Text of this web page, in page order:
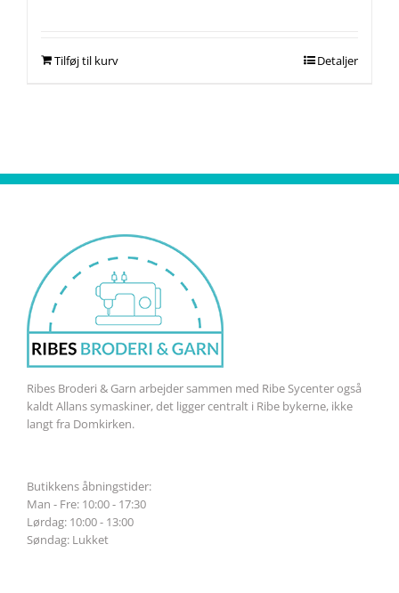
Tilføj til kurv Detaljer
Ribes Broderi & Garn arbejder sammen med Ribe Sycenter også
kaldt Allans symaskiner, det ligger centralt i Ribe bykerne, ikke
langt fra Domkirken.
Butikkens åbningstider:
Man - Fre: 10:00 - 17:30
Lørdag: 10:00 - 13:00
Søndag: Lukket